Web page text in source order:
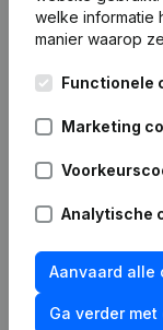
van
Datum
11-07-2025
03-06-
welke informatie
manier waarop
Functionele
Marketing
Analytische
Aanvaard alle
Ga verder